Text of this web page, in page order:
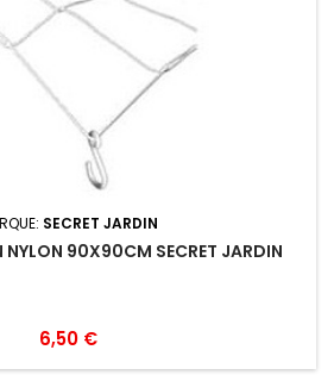
SECRET JARDIN
NYLON 90X90CM SECRET JARDIN
6,50 €